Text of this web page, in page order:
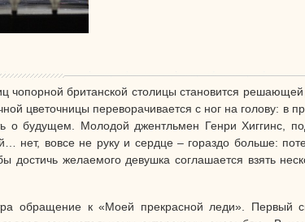
чопорной британской столицы становится
цветочницы переворачивается с ног на голову: в
о будущем. Молодой джентльмен Генри Хиггинс,
нет, вовсе не руку и сердце – гораздо больше:
желаемого девушка соглашается взять
обращение к «Моей прекрасной леди». Первый